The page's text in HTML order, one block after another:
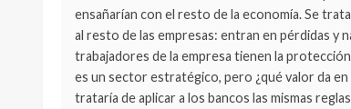
ensañarían con el resto de la economía. Se
al resto de las empresas: entran en pérdidas y
trabajadores de la empresa tienen la
es un sector estratégico, pero ¿qué valor da
trataría de aplicar a los bancos las mismas